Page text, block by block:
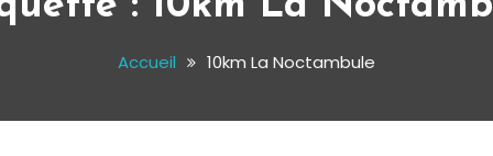
Accueil 10km La Noctambule